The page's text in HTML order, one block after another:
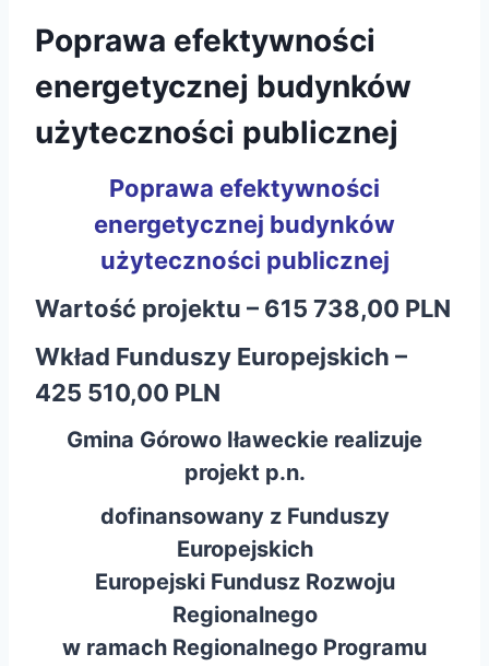
Poprawa efektywności
energetycznej budynków
użyteczności publicznej
Poprawa efektywności
energetycznej budynków
użyteczności publicznej
Wartość projektu – 615 738,00 PLN
Wkład Funduszy Europejskich –
425 510,00 PLN
Gmina Górowo Iławeckie realizuje
projekt p.n.
dofinansowany z Funduszy
Europejskich
Europejski Fundusz Rozwoju
Regionalnego
w ramach Regionalnego Programu